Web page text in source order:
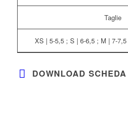
Taglie
XS | 5-5,5 ; S | 6-6,5 ; M | 7-
DOWNLOAD